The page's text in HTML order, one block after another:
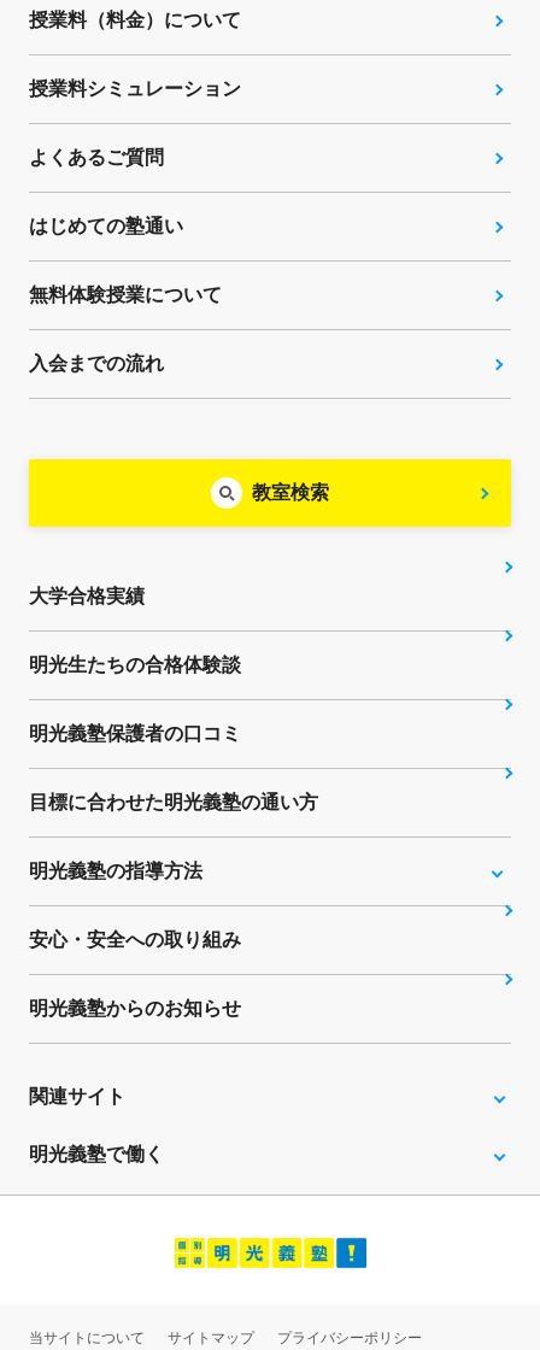
授業料（料金）について
授業料シミュレーション
よくあるご質問
はじめての塾通い
無料体験授業について
入会までの流れ
教室検索
大学合格実績
明光生たちの合格体験談
明光義塾保護者の口コミ
目標に合わせた明光義塾の通い方
明光義塾の指導方法
安心・安全への取り組み
明光義塾からのお知らせ
関連サイト
明光義塾で働く
当サイトについて サイトマップ プライバシーポリシー